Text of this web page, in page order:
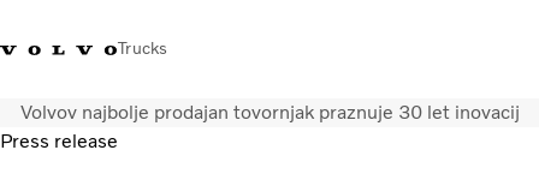
Trucks
+386 1 500 10 60Volvo Trucks Slovenija kontaktiVolvo Trucks Store Slovenija
Volvov najbolje prodajan tovornjak praznuje 30 let inovacij
Press release